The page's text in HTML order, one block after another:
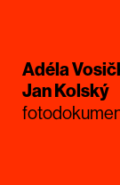
Adéla
Jan Kolský